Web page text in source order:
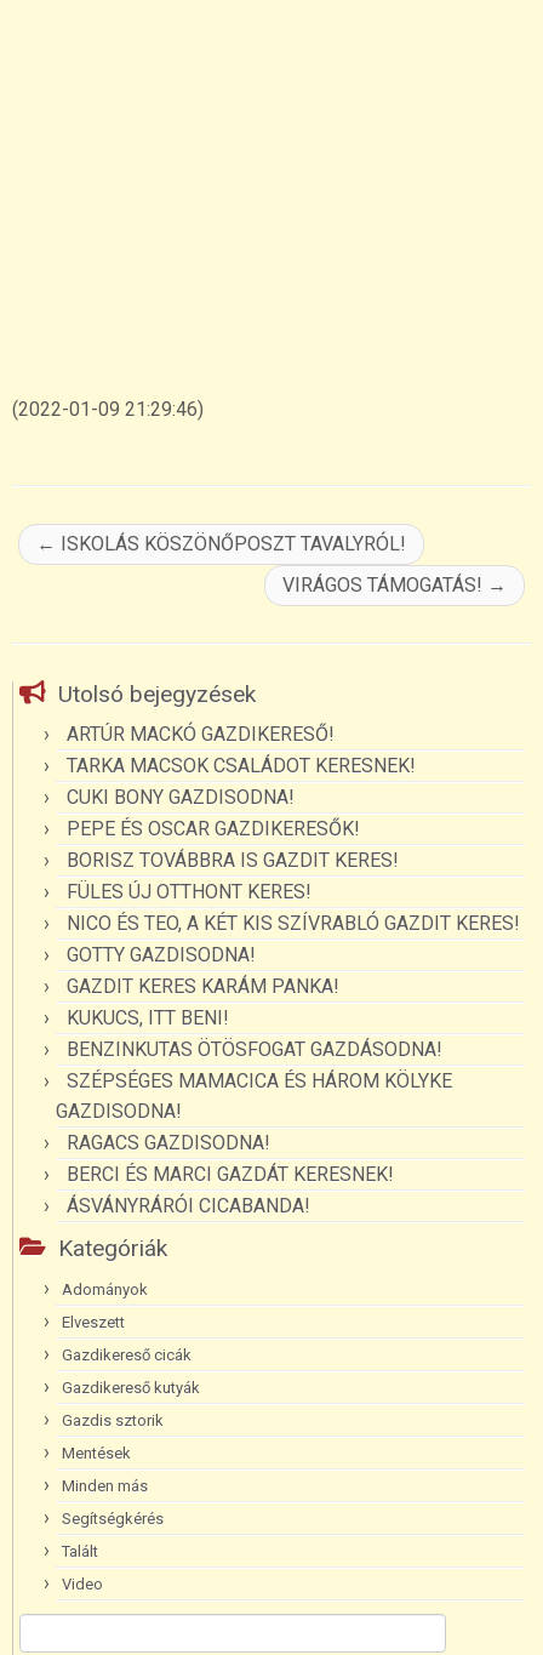
(2022-01-09 21:29:46)
←
ISKOLÁS KÖSZÖNŐPOSZT TAVALYRÓL!
VIRÁGOS TÁMOGATÁS! →
Utolsó bejegyzések
ARTÚR MACKÓ GAZDIKERESŐ!
TARKA MACSOK CSALÁDOT KERESNEK!
CUKI BONY GAZDISODNA!
PEPE ÉS OSCAR GAZDIKERESŐK!
BORISZ TOVÁBBRA IS GAZDIT KERES!
FÜLES ÚJ OTTHONT KERES!
NICO ÉS TEO, A KÉT KIS SZÍVRABLÓ GAZDIT KERES!
GOTTY GAZDISODNA!
GAZDIT KERES KARÁM PANKA!
KUKUCS, ITT BENI!
BENZINKUTAS ÖTÖSFOGAT GAZDÁSODNA!
SZÉPSÉGES MAMACICA ÉS HÁROM KÖLYKE
GAZDISODNA!
RAGACS GAZDISODNA!
BERCI ÉS MARCI GAZDÁT KERESNEK!
ÁSVÁNYRÁRÓI CICABANDA!
Kategóriák
Adományok
Elveszett
Gazdikereső cicák
Gazdikereső kutyák
Gazdis sztorik
Mentések
Minden más
Segítségkérés
Talált
Video